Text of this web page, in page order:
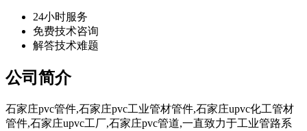
24小时服务
免费技术咨询
解答技术难题
公司简介
石家庄pvc管件,石家庄pvc工业管材管件,石家庄upvc化工管材
管件,石家庄upvc工厂,石家庄pvc管道,一直致力于工业管路系